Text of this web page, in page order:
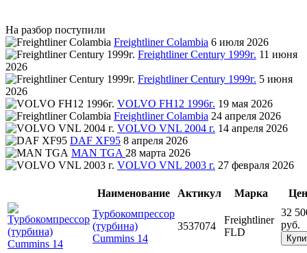
На разбор поступили
Freightliner Colambia 6 июля 2026
Freightliner Century 1999г. 11 июня
2026
Freightliner Century 1999г. 5 июня
2026
VOLVO FH12 1996г. 19 мая 2026
Freightliner Colambia 24 апреля 2026
VOLVO VNL 2004 г. 14 апреля 2026
DAF XF95 8 апреля 2026
MAN TGA 28 марта 2026
VOLVO VNL 2003 г. 27 февраля 2026
Наименование Актикул Марка
Турбокомпрессор
(турбина)
Cummins 14
3537074
Freightliner
FLD
32
руб.